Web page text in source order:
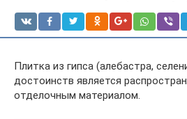
Плитка из гипса (алебастра,
достоинств является
отделочным материалом.